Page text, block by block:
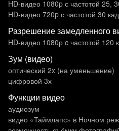
HD-видео 1080p с частотой 25,
HD-видео 720p с частотой 30
Разрешение замедленного
HD-видео 1080р c частотой 120
Зум (видео)
оптический 2x (на уменьшение)
цифровой 3х
Функции видео
аудиозум
видео «Таймлапс» в Ночном